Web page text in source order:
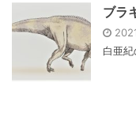
ブラ
白亜